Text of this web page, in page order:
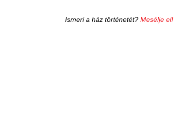
Ismeri a ház történetét? Mesélje el!